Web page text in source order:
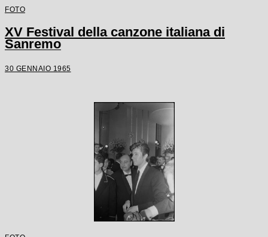
FOTO
XV Festival della canzone italiana di
Sanremo
30 GENNAIO 1965